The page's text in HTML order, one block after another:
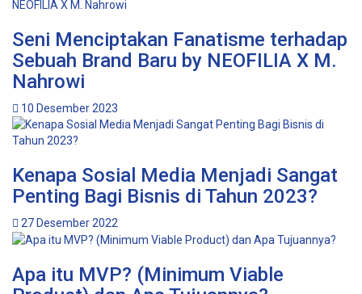
Seni Menciptakan Fanatisme terhadap
Sebuah Brand Baru by NEOFILIA X M.
Nahrowi
10 Desember 2023
Kenapa Sosial Media Menjadi Sangat
Penting Bagi Bisnis di Tahun 2023?
27 Desember 2022
Apa itu MVP? (Minimum Viable